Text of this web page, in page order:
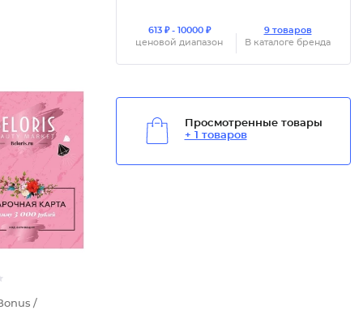
/
613 ₽ - 10000 ₽
ценовой диапазон
9 товаров
В каталоге бренда
Просмотренные товары
+ 1 товаров